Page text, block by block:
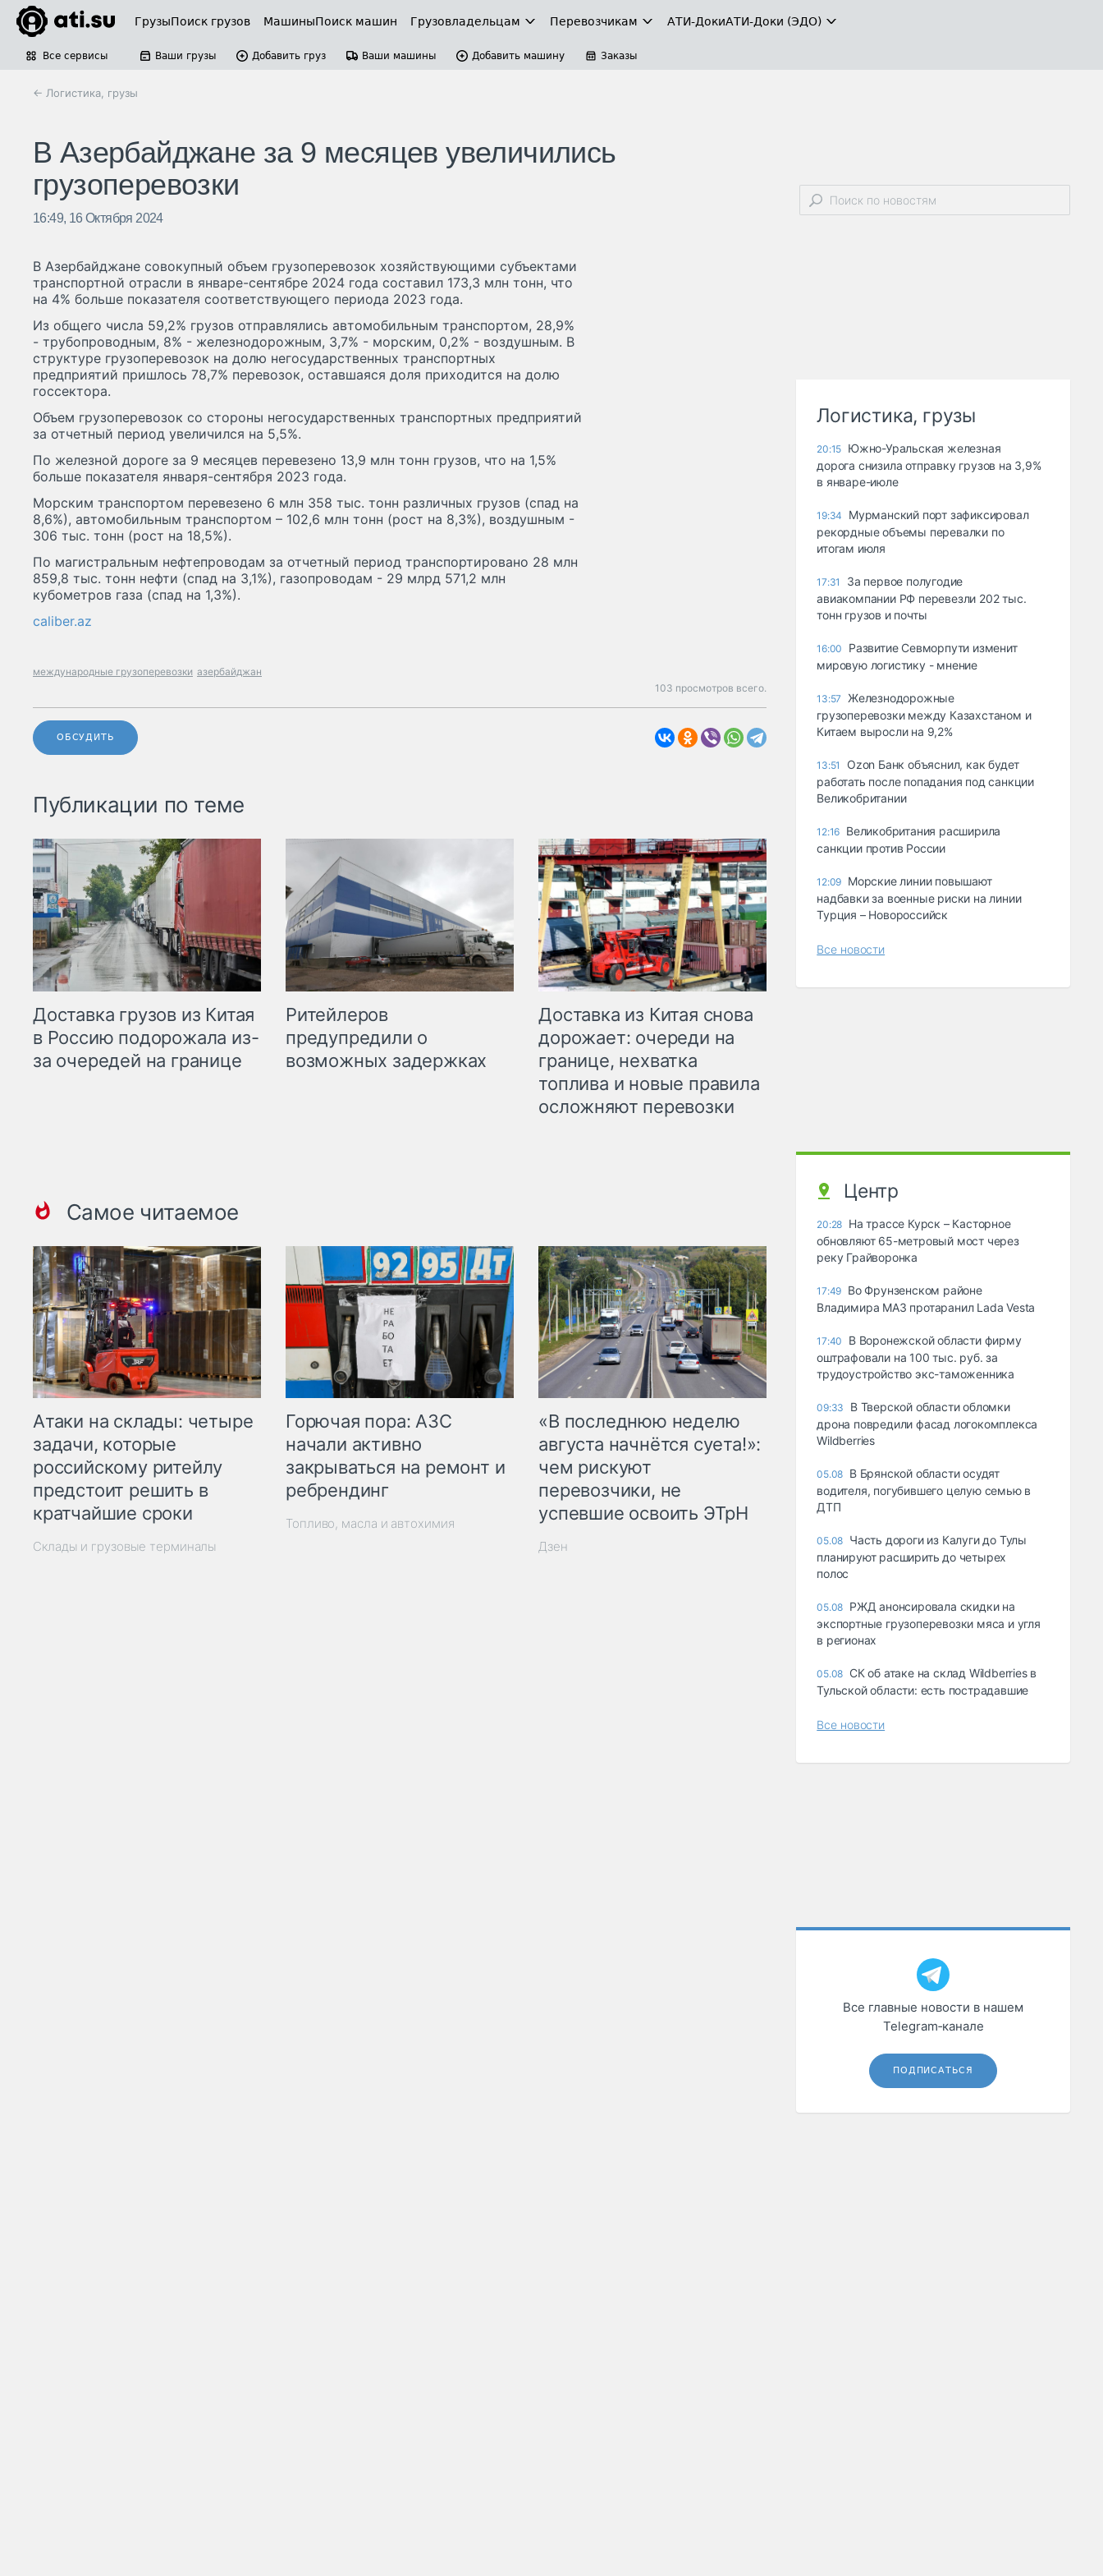
ГрузыПоиск грузов МашиныПоиск машин Грузовладельцам Перевозчикам АТИ-ДокиАТИ-Доки (ЭДО)
Все сервисы Ваши грузы Добавить груз Ваши машины Добавить машину Заказы
← Логистика, грузы
В Азербайджане за 9 месяцев увеличились
грузоперевозки
16:49, 16 Октября 2024
В Азербайджане совокупный объем грузоперевозок хозяйствующими субъектами
транспортной отрасли в январе-сентябре 2024 года составил 173,3 млн тонн, что
на 4% больше показателя соответствующего периода 2023 года.
Из общего числа 59,2% грузов отправлялись автомобильным транспортом, 28,9%
- трубопроводным, 8% - железнодорожным, 3,7% - морским, 0,2% - воздушным. В
структуре грузоперевозок на долю негосударственных транспортных
предприятий пришлось 78,7% перевозок, оставшаяся доля приходится на долю
госсектора.
Объем грузоперевозок со стороны негосударственных транспортных предприятий
за отчетный период увеличился на 5,5%.
По железной дороге за 9 месяцев перевезено 13,9 млн тонн грузов, что на 1,5%
больше показателя января-сентября 2023 года.
Морским транспортом перевезено 6 млн 358 тыс. тонн различных грузов (спад на
8,6%), автомобильным транспортом – 102,6 млн тонн (рост на 8,3%), воздушным -
306 тыс. тонн (рост на 18,5%).
По магистральным нефтепроводам за отчетный период транспортировано 28 млн
859,8 тыс. тонн нефти (спад на 3,1%), газопроводам - 29 млрд 571,2 млн
кубометров газа (спад на 1,3%).
caliber.az
международные грузоперевозки азербайджан
103 просмотров всего.
ОБСУДИТЬ
Публикации по теме
Доставка грузов из Китая
в Россию подорожала из-
за очередей на границе
Ритейлеров
предупредили о
возможных задержках
Доставка из Китая снова
дорожает: очереди на
границе, нехватка
топлива и новые правила
осложняют перевозки
Самое читаемое
Атаки на склады: четыре
задачи, которые
российскому ритейлу
предстоит решить в
кратчайшие сроки
Склады и грузовые терминалы
Горючая пора: АЗС
начали активно
закрываться на ремонт и
ребрендинг
Топливо, масла и автохимия
«В последнюю неделю
августа начнётся суета!»:
чем рискуют
перевозчики, не
успевшие освоить ЭТрН
Дзен
Логистика, грузы
20:15 Южно-Уральская железная
дорога снизила отправку грузов на 3,9%
в январе-июле
19:34
Мурманский порт зафиксировал
рекордные объемы перевалки по
итогам июля
17:31
За первое полугодие
авиакомпании РФ перевезли 202 тыс.
тонн грузов и почты
16:00
Развитие Севморпути изменит
мировую логистику - мнение
13:57
Железнодорожные
грузоперевозки между Казахстаном и
Китаем выросли на 9,2%
13:51
Ozon Банк объяснил, как будет
работать после попадания под санкции
Великобритании
12:16 Великобритания расширила
санкции против России
12:09 Морские линии повышают
надбавки за военные риски на линии
Турция – Новороссийск
Все новости
Центр
20:28 На трассе Курск – Касторное
обновляют 65-метровый мост через
реку Грайворонка
17:49 Во Фрунзенском районе
Владимира МАЗ протаранил Lada Vesta
17:40
В Воронежской области фирму
оштрафовали на 100 тыс. руб. за
трудоустройство экс-таможенника
09:33
В Тверской области обломки
дрона повредили фасад логокомплекса
Wildberries
05.08 В Брянской области осудят
водителя, погубившего целую семью в
ДТП
05.08 Часть дороги из Калуги до Тулы
планируют расширить до четырех
полос
05.08 РЖД анонсировала скидки на
экспортные грузоперевозки мяса и угля
в регионах
05.08 СК об атаке на склад Wildberries в
Тульской области: есть пострадавшие
Все новости
Все главные новости в нашем
Telegram‑канале
ПОДПИСАТЬСЯ